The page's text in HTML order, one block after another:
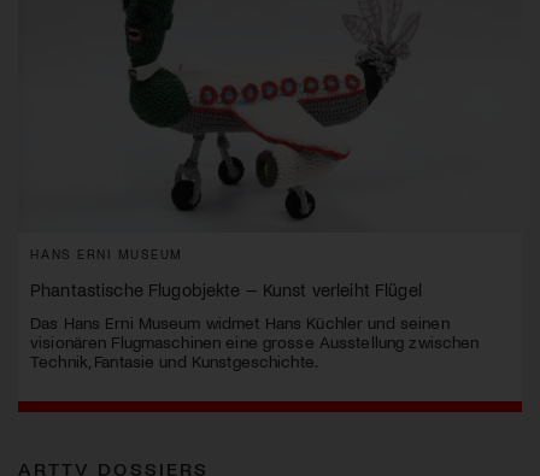
HANS ERNI MUSEUM
Phantastische Flugobjekte – Kunst verleiht Flügel
Das Hans Erni Museum widmet Hans Küchler und seinen
visionären Flugmaschinen eine grosse Ausstellung zwischen
Technik, Fantasie und Kunstgeschichte.
ARTTV DOSSIERS